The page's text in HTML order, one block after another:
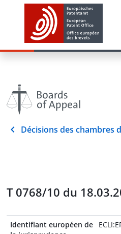
Décisions des chambres
T 0768/10 du
Identifiant européen de